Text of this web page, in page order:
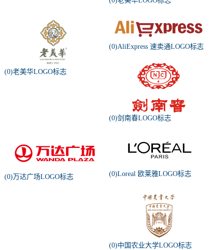
(0)老美华LOGO标志
(0)AliExpress 速卖通LOGO标志
(0)剑南春LOGO标志
(0)万达广场LOGO标志 (0)Loreal 欧莱雅LOGO标志
(0)中国农业大学LOGO标志